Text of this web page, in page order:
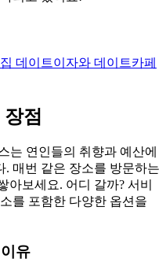
데이트이자와 데이트카페
점
는 연인들의 취향과 예산에
. 매번 같은 장소를 방문하는
아보세요. 어디 갈까? 서비
를 포함한 다양한 옵션을
유